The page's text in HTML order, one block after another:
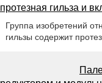
протезная гильза и
Группа изобретений
гильзы содержит